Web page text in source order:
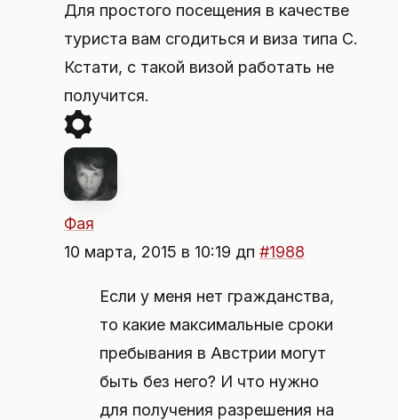
Для простого посещения в качестве
туриста вам сгодиться и виза типа С.
Кстати, с такой визой работать не
получится.
Фая
10 марта, 2015 в 10:19 дп #1988
Если у меня нет гражданства,
то какие максимальные сроки
пребывания в Австрии могут
быть без него? И что нужно
для получения разрешения на